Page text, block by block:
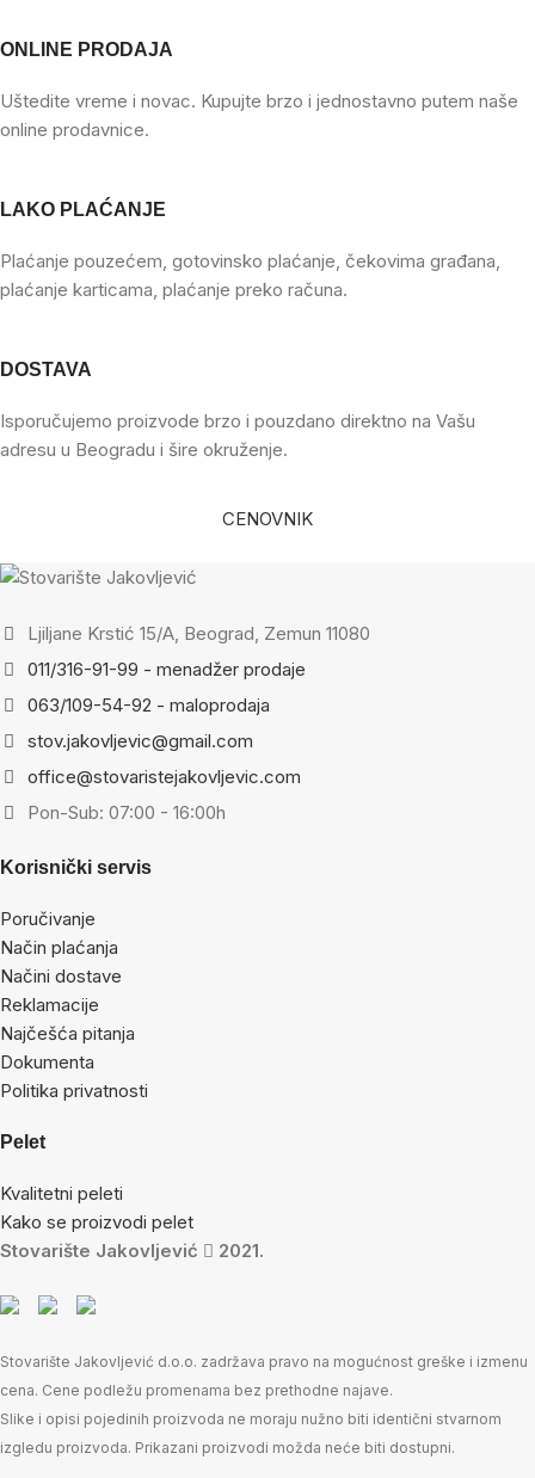
ONLINE PRODAJA
Uštedite vreme i novac. Kupujte brzo i jednostavno putem naše
online prodavnice.
LAKO PLAĆANJE
Plaćanje pouzećem, gotovinsko plaćanje, čekovima građana,
plaćanje karticama, plaćanje preko računa.
DOSTAVA
Isporučujemo proizvode brzo i pouzdano direktno na Vašu
adresu u Beogradu i šire okruženje.
CENOVNIK
Ljiljane Krstić 15/A, Beograd, Zemun 11080
011/316-91-99 - menadžer prodaje
063/109-54-92 - maloprodaja
stov.jakovljevic@gmail.com
office@stovaristejakovljevic.com
Pon-Sub: 07:00 - 16:00h
Korisnički servis
Poručivanje
Način plaćanja
Načini dostave
Reklamacije
Najčešća pitanja
Dokumenta
Politika privatnosti
Pelet
Kvalitetni peleti
Kako se proizvodi pelet
Stovarište Jakovljević
2021.
Stovarište Jakovljević d.o.o. zadržava pravo na mogućnost greške i izmenu
cena. Cene podležu promenama bez prethodne najave.
Slike i opisi pojedinih proizvoda ne moraju nužno biti identični stvarnom
izgledu proizvoda. Prikazani proizvodi možda neće biti dostupni.